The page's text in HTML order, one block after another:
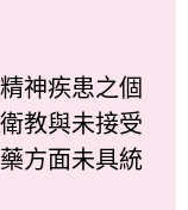
神疾患之個
教與未接受
方面未具統